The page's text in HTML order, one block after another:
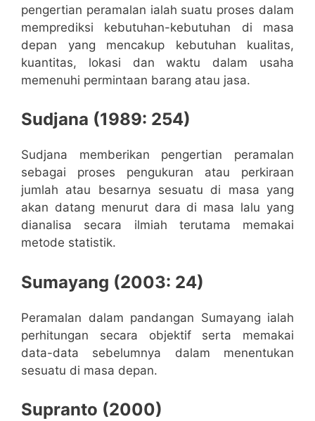
pengertian peramalan ialah suatu proses dalam
memprediksi kebutuhan-kebutuhan di masa
depan yang mencakup kebutuhan kualitas,
kuantitas, lokasi dan waktu dalam usaha
memenuhi permintaan barang atau jasa.
Sudjana (1989: 254)
Sudjana memberikan pengertian peramalan
sebagai proses pengukuran atau perkiraan
jumlah atau besarnya sesuatu di masa yang
akan datang menurut dara di masa lalu yang
dianalisa secara ilmiah terutama memakai
metode statistik.
Sumayang (2003: 24)
Peramalan dalam pandangan Sumayang ialah
perhitungan secara objektif serta memakai
data-data sebelumnya dalam menentukan
sesuatu di masa depan.
Supranto (2000)